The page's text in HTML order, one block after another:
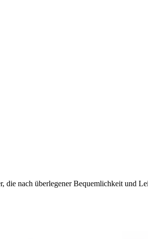
nach überlegener Bequemlichkeit und